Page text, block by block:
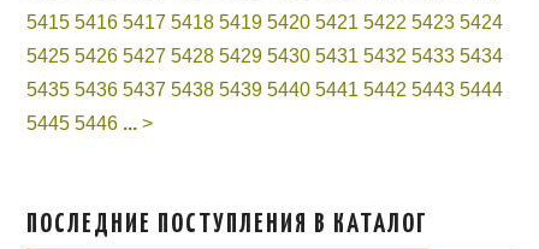
5415 5416 5417 5418 5419 5420 5421 5422 5423 5424
5425 5426 5427 5428 5429 5430 5431 5432 5433 5434
5435 5436 5437 5438 5439 5440 5441 5442 5443 5444
5445 5446 ... >
ПОСЛЕДНИЕ ПОСТУПЛЕНИЯ В КАТАЛОГ